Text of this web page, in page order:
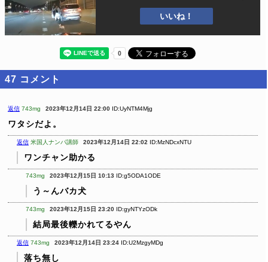
いいね！
47 コメント
返信 743mg 2023年12月14日 22:00 ID:UyNTM4Mjg
ワタシだよ。
返信 米国人ナンパ講師 2023年12月14日 22:02 ID:MzNDcxNTU
ワンチャン助かる
743mg 2023年12月15日 10:13 ID:g5ODA1ODE
う～んバカ犬
743mg 2023年12月15日 23:20 ID:gyNTYzODk
結局最後轢かれてるやん
返信 743mg 2023年12月14日 23:24 ID:U2MzgyMDg
落ち無し